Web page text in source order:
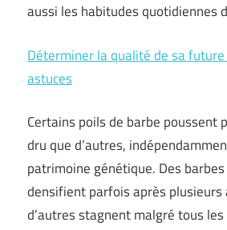
aussi les habitudes quotidiennes
Déterminer la qualité de sa
astuces
Certains poils de barbe poussent
dru que d’autres,
patrimoine génétique. Des
densifient parfois après plusieurs
d’autres stagnent malgré tous